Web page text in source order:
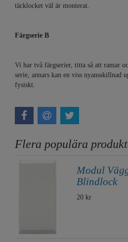
täcklocket väl är monterat.
Färgserie B
Vi har två färgserier, titta så att ramar
serie, annars kan en viss nyansskillnad
fysiskt.
Flera populära
Modul
Blindlock
20 kr